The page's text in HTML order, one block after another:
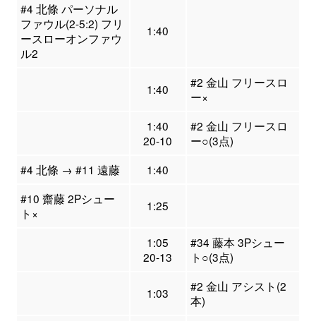
#4 北條 パーソナル
ファウル(2-5:2) フリ
ースローオンファウ
ル2
1:40
1:40
#2 金山 フリースロ
ー×
1:40
20-10
#2 金山 フリースロ
ー○(3点)
#4 北條 → #11 遠藤
1:40
#10 齋藤 2Pシュー
ト×
1:25
1:05
20-13
#34 藤本 3Pシュー
ト○(3点)
1:03
#2 金山 アシスト(2
本)